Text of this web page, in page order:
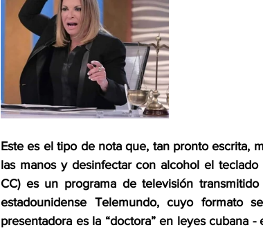
Este es el tipo de nota que, tan pronto escrita,
las manos y desinfectar con alcohol el
CC) es un programa de televisión
estadounidense Telemundo, cuyo formato
presentadora es la “doctora” en leyes cubana